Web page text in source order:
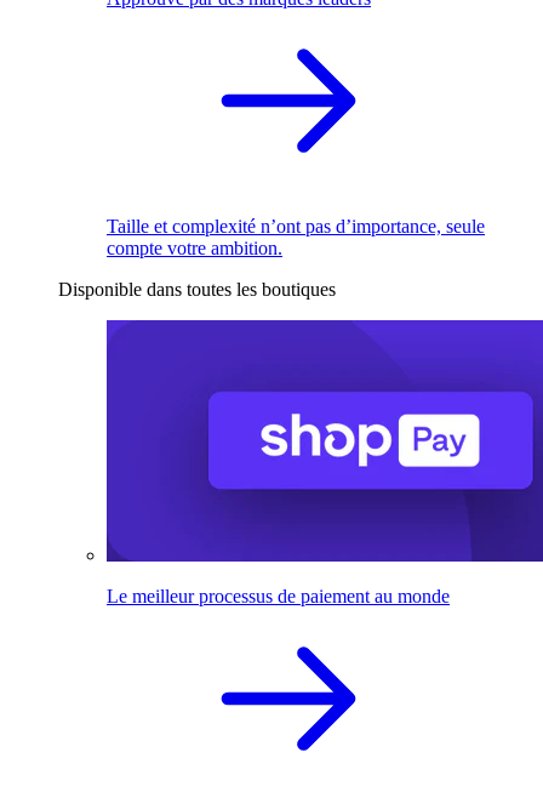
Taille et complexité n’ont pas d’importance, seule
compte votre ambition.
Disponible dans toutes les boutiques
Le meilleur processus de paiement au monde